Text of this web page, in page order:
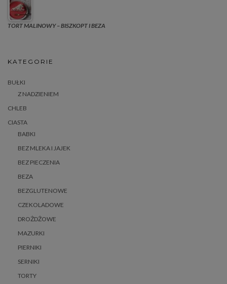
TORT MALINOWY – BISZKOPT I BEZA
KATEGORIE
BUŁKI
Z NADZIENIEM
CHLEB
CIASTA
BABKI
BEZ MLEKA I JAJEK
BEZ PIECZENIA
BEZA
BEZGLUTENOWE
CZEKOLADOWE
DROŻDŻOWE
MAZURKI
PIERNIKI
SERNIKI
TORTY